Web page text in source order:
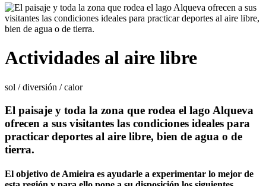
Actividades al aire libre
sol / diversión / calor
El paisaje y toda la zona que rodea el lago Alqueva
ofrecen a sus visitantes las condiciones ideales para
practicar deportes al aire libre, bien de agua o de
tierra.
El objetivo de Amieira es ayudarle a experimentar lo mejor de